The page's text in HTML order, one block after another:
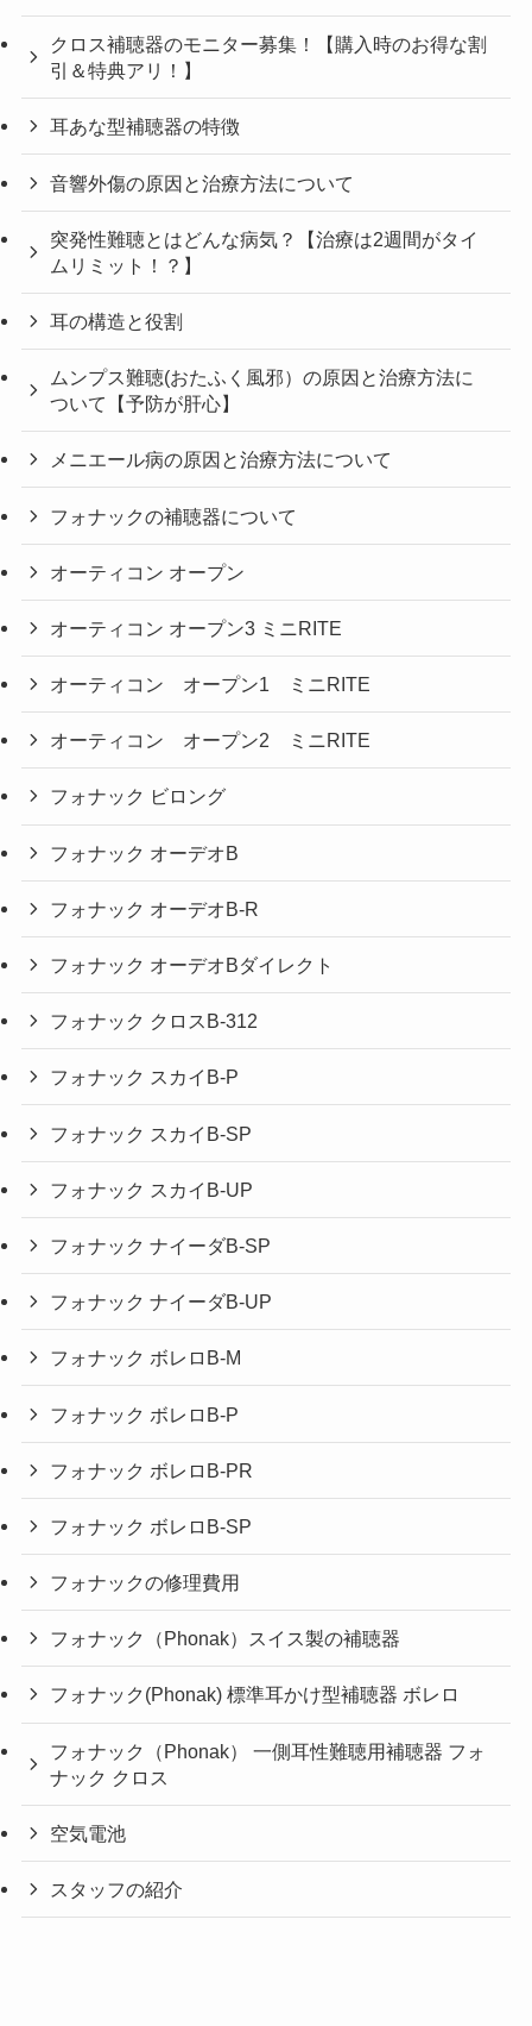
クロス補聴器のモニター募集！【購入時のお得な割
引＆特典アリ！】
耳あな型補聴器の特徴
音響外傷の原因と治療方法について
突発性難聴とはどんな病気？【治療は2週間がタイ
ムリミット！？】
耳の構造と役割
ムンプス難聴(おたふく風邪）の原因と治療方法に
ついて【予防が肝心】
メニエール病の原因と治療方法について
フォナックの補聴器について
オーティコン オープン
オーティコン オープン3 ミニRITE
オーティコン オープン1 ミニRITE
オーティコン オープン2 ミニRITE
フォナック ビロング
フォナック オーデオB
フォナック オーデオB-R
フォナック オーデオBダイレクト
フォナック クロスB-312
フォナック スカイB-P
フォナック スカイB-SP
フォナック スカイB-UP
フォナック ナイーダB-SP
フォナック ナイーダB-UP
フォナック ボレロB-M
フォナック ボレロB-P
フォナック ボレロB-PR
フォナック ボレロB-SP
フォナックの修理費用
フォナック（Phonak）スイス製の補聴器
フォナック(Phonak) 標準耳かけ型補聴器 ボレロ
フォナック（Phonak） 一側耳性難聴用補聴器 フォ
ナック クロス
空気電池
スタッフの紹介